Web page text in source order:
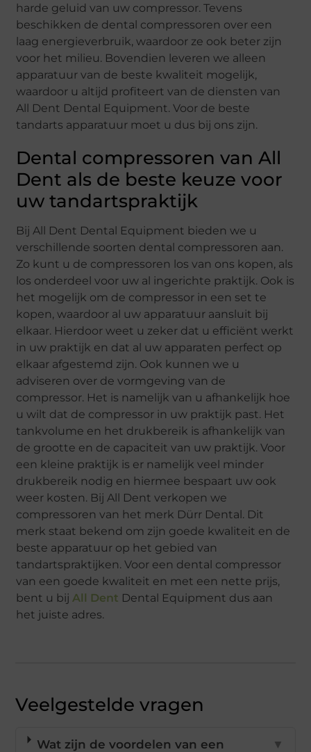
harde geluid van uw compressor. Tevens
beschikken de dental compressoren over een
laag energieverbruik, waardoor ze ook beter zijn
voor het milieu. Bovendien leveren we alleen
apparatuur van de beste kwaliteit mogelijk,
waardoor u altijd profiteert van de diensten van
All Dent Dental Equipment. Voor de beste
tandarts apparatuur moet u dus bij ons zijn.
Dental compressoren van All
Dent als de beste keuze voor
uw tandartspraktijk
Bij All Dent Dental Equipment bieden we u
verschillende soorten dental compressoren aan.
Zo kunt u de compressoren los van ons kopen, als
los onderdeel voor uw al ingerichte praktijk. Ook is
het mogelijk om de compressor in een set te
kopen, waardoor al uw apparatuur aansluit bij
elkaar. Hierdoor weet u zeker dat u efficiënt werkt
in uw praktijk en dat al uw apparaten perfect op
elkaar afgestemd zijn. Ook kunnen we u
adviseren over de vormgeving van de
compressor. Het is namelijk van u afhankelijk hoe
u wilt dat de compressor in uw praktijk past. Het
tankvolume en het drukbereik is afhankelijk van
de grootte en de capaciteit van uw praktijk. Voor
een kleine praktijk is er namelijk veel minder
drukbereik nodig en hiermee bespaart uw ook
weer kosten. Bij All Dent verkopen we
compressoren van het merk Dürr Dental. Dit
merk staat bekend om zijn goede kwaliteit en de
beste apparatuur op het gebied van
tandartspraktijken. Voor een dental compressor
van een goede kwaliteit en met een nette prijs,
bent u bij All Dent Dental Equipment dus aan
het juiste adres.
Veelgestelde vragen
Wat zijn de voordelen van een
▼